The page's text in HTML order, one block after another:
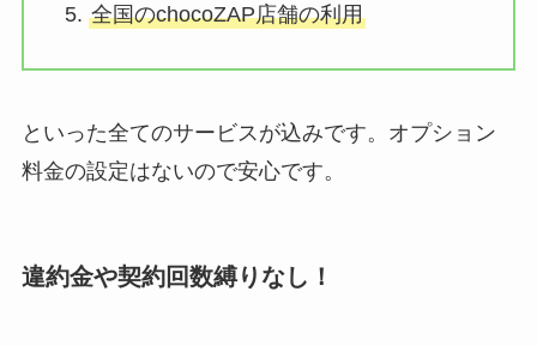
全国のchocoZAP店舗の利用
といった全てのサービスが込みです。オプション
料金の設定はないので安心です。
違約金や契約回数縛りなし！